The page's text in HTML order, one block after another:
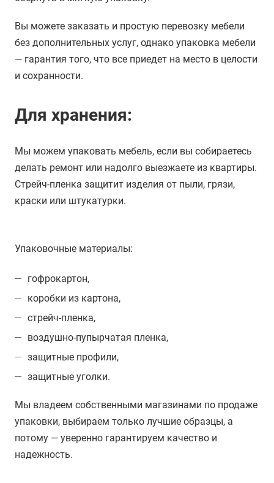
Вы можете заказать и простую перевозку мебели
без дополнительных услуг, однако упаковка мебели
— гарантия того, что все приедет на место в целости
и сохранности.
Для хранения:
Мы можем упаковать мебель, если вы собираетесь
делать ремонт или надолго выезжаете из квартиры.
Стрейч-пленка защитит изделия от пыли, грязи,
краски или штукатурки.
Упаковочные материалы:
гофрокартон,
коробки из картона,
стрейч-пленка,
воздушно-пупырчатая пленка,
защитные профили,
защитные уголки.
Мы владеем собственными магазинами по продаже
упаковки, выбираем только лучшие образцы, а
потому — уверенно гарантируем качество и
надежность.